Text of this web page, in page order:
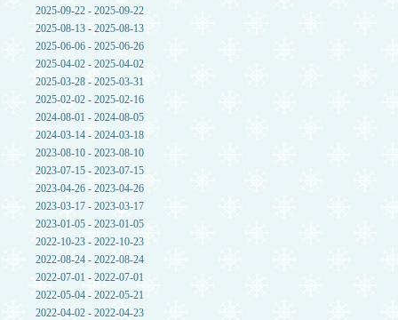
2025-09-22 - 2025-09-22
2025-08-13 - 2025-08-13
2025-06-06 - 2025-06-26
2025-04-02 - 2025-04-02
2025-03-28 - 2025-03-31
2025-02-02 - 2025-02-16
2024-08-01 - 2024-08-05
2024-03-14 - 2024-03-18
2023-08-10 - 2023-08-10
2023-07-15 - 2023-07-15
2023-04-26 - 2023-04-26
2023-03-17 - 2023-03-17
2023-01-05 - 2023-01-05
2022-10-23 - 2022-10-23
2022-08-24 - 2022-08-24
2022-07-01 - 2022-07-01
2022-05-04 - 2022-05-21
2022-04-02 - 2022-04-23